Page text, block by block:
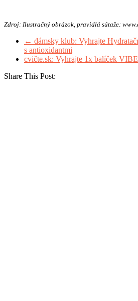
Zdroj: Ilustračný obrázok, pravidlá sútaže:
← dámsky klub: Vyhrajte
s antioxidantmi
cvičte.sk: Vyhrajte 1x balíček
Share This Post: